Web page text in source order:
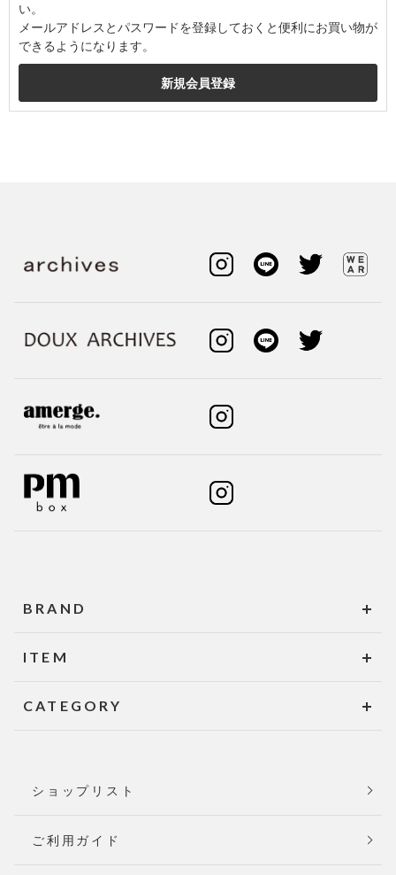
い。
メールアドレスとパスワードを登録しておくと便利にお買い物が
できるようになります。
BRAND
ITEM
CATEGORY
ショップリスト
ご利用ガイド